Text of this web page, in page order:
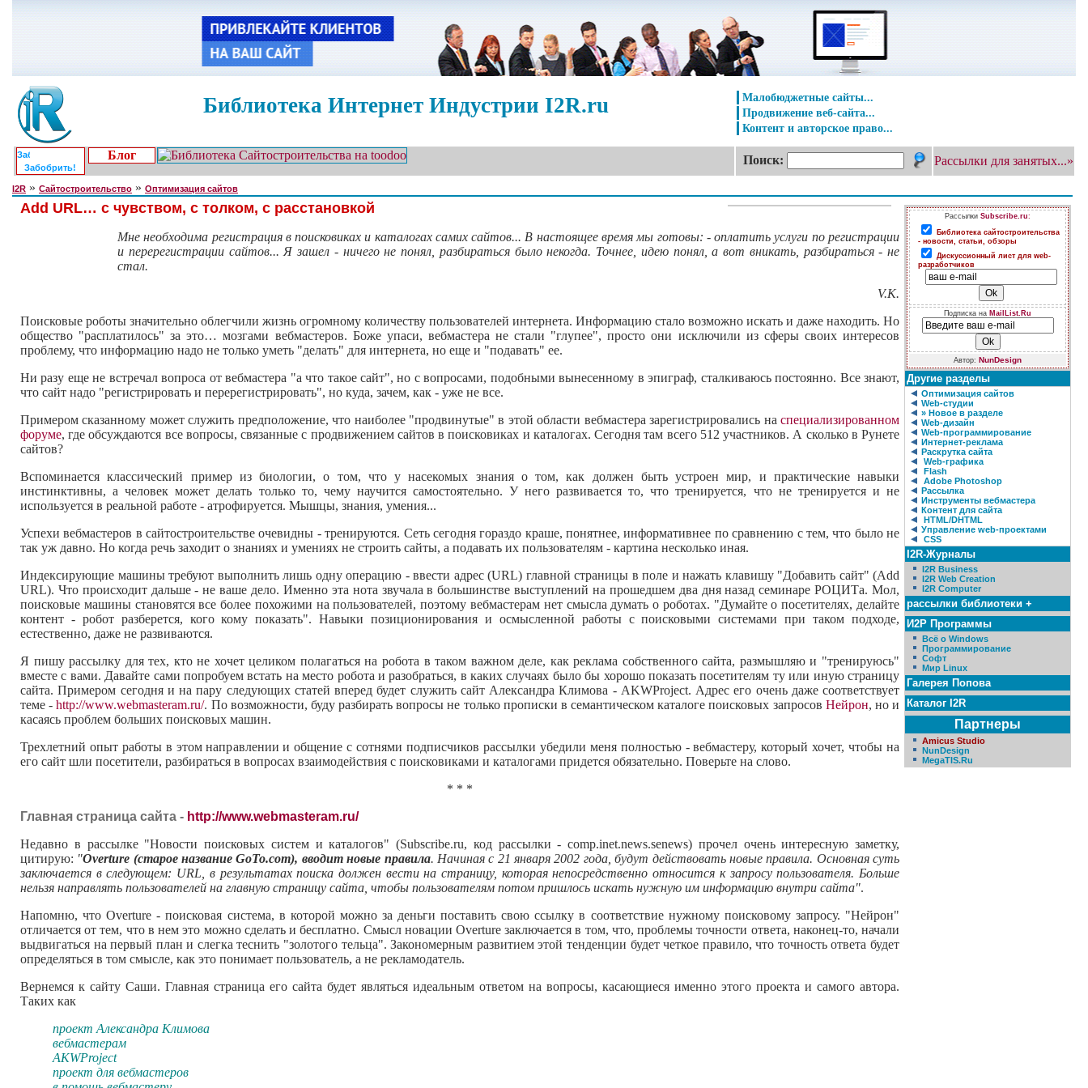
Библиотека Интернет Индустрии I2R.ru
Малобюджетные сайты...
Продвижение веб-сайта...
Контент и авторское право...
Забобрить!
Блог Поиск: Рассылки для занятых...»
I2R » Сайтостроительство » Оптимизация сайтов
Add URL… с чувством, с толком, с расстановкой
Мне необходима регистрация в поисковиках и каталогах самих сайтов... В настоящее время мы готовы: - оплатить услуги по регистрации
и перерегистрации сайтов... Я зашел - ничего не понял, разбираться было некогда. Точнее, идею понял, а вот вникать, разбираться - не
стал.
V.K.
Поисковые роботы значительно облегчили жизнь огромному количеству пользователей интернета. Информацию стало возможно искать и даже находить. Но
общество "расплатилось" за это… мозгами вебмастеров. Боже упаси, вебмастера не стали "глупее", просто они исключили из сферы своих интересов
проблему, что информацию надо не только уметь "делать" для интернета, но еще и "подавать" ее.
Ни разу еще не встречал вопроса от вебмастера "а что такое сайт", но с вопросами, подобными вынесенному в эпиграф, сталкиваюсь постоянно. Все знают,
что сайт надо "регистрировать и перерегистрировать", но куда, зачем, как - уже не все.
Примером сказанному может служить предположение, что наиболее "продвинутые" в этой области вебмастера зарегистрировались на специализированном
форуме, где обсуждаются все вопросы, связанные с продвижением сайтов в поисковиках и каталогах. Сегодня там всего 512 участников. А сколько в Рунете
сайтов?
Вспоминается классический пример из биологии, о том, что у насекомых знания о том, как должен быть устроен мир, и практические навыки
инстинктивны, а человек может делать только то, чему научится самостоятельно. У него развивается то, что тренируется, что не тренируется и не
используется в реальной работе - атрофируется. Мышцы, знания, умения...
Успехи вебмастеров в сайтостроительстве очевидны - тренируются. Сеть сегодня гораздо краше, понятнее, информативнее по сравнению с тем, что было не
так уж давно. Но когда речь заходит о знаниях и умениях не строить сайты, а подавать их пользователям - картина несколько иная.
Индексирующие машины требуют выполнить лишь одну операцию - ввести адрес (URL) главной страницы в поле и нажать клавишу "Добавить сайт" (Add
URL). Что происходит дальше - не ваше дело. Именно эта нота звучала в большинстве выступлений на прошедшем два дня назад семинаре РОЦИТа. Мол,
поисковые машины становятся все более похожими на пользователей, поэтому вебмастерам нет смысла думать о роботах. "Думайте о посетителях, делайте
контент - робот разберется, кого кому показать". Навыки позиционирования и осмысленной работы с поисковыми системами при таком подходе,
естественно, даже не развиваются.
Я пишу рассылку для тех, кто не хочет целиком полагаться на робота в таком важном деле, как реклама собственного сайта, размышляю и "тренируюсь"
вместе с вами. Давайте сами попробуем встать на место робота и разобраться, в каких случаях было бы хорошо показать посетителям ту или иную страницу
сайта. Примером сегодня и на пару следующих статей вперед будет служить сайт Александра Климова - AKWProject. Адрес его очень даже соответствует
теме -http://www.webmasteram.ru/. По возможности, буду разбирать вопросы не только прописки в семантическом каталоге поисковых запросов Нейрон, но и
касаясь проблем больших поисковых машин.
Трехлетний опыт работы в этом направлении и общение с сотнями подписчиков рассылки убедили меня полностью - вебмастеру, который хочет, чтобы на
его сайт шли посетители, разбираться в вопросах взаимодействия с поисковиками и каталогами придется обязательно. Поверьте на слово.
* * *
Главная страница сайта - http://www.webmasteram.ru/
Недавно в рассылке "Новости поисковых систем и каталогов" (Subscribe.ru, код рассылки - comp.inet.news.senews) прочел очень интересную заметку,
цитирую: "Overture (старое название GoTo.com), вводит новые правила. Начиная с 21 января 2002 года, будут действовать новые правила. Основная суть
заключается в следующем: URL, в результатах поиска должен вести на страницу, которая непосредственно относится к запросу пользователя. Больше
нельзя направлять пользователей на главную страницу сайта, чтобы пользователям потом пришлось искать нужную им информацию внутри сайта".
Напомню, что Overture - поисковая система, в которой можно за деньги поставить свою ссылку в соответствие нужному поисковому запросу. "Нейрон"
отличается от тем, что в нем это можно сделать и бесплатно. Смысл новации Overture заключается в том, что, проблемы точности ответа, наконец-то, начали
выдвигаться на первый план и слегка теснить "золотого тельца". Закономерным развитием этой тенденции будет четкое правило, что точность ответа будет
определяться в том смысле, как это понимает пользователь, а не рекламодатель.
Вернемся к сайту Саши. Главная страница его сайта будет являться идеальным ответом на вопросы, касающиеся именно этого проекта и самого автора.
Таких как
проект Александра Климова
вебмастерам
AKWProject
проект для вебмастеров
Рассылки Subscribe.ru:
Библиотека сайтостроительства
- новости, статьи, обзоры
Дискуссионный лист для web-
разработчиков
Подписка на MailList.Ru
Автор: NunDesign
Другие разделы
Оптимизация сайтов
Web-студии
» Новое в разделе
Web-дизайн
Web-программирование
Интернет-реклама
Раскрутка сайта
Web-графика
Flash
Adobe Photoshop
Рассылка
Инструменты вебмастера
Контент для сайта
HTML/DHTML
Управление web-проектами
CSS
I2R-Журналы
I2R Business
I2R Web Creation
I2R Computer
рассылки библиотеки +
И2Р Программы
Всё о Windows
Программирование
Софт
Мир Linux
Галерея Попова
Каталог I2R
Партнеры
Amicus Studio
NunDesign
MegaTIS.Ru